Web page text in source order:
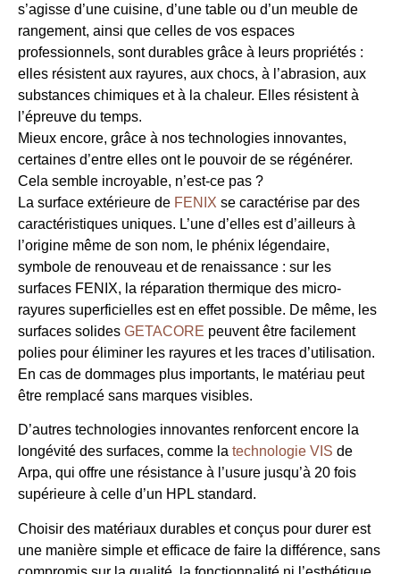
s’agisse d’une cuisine, d’une table ou d’un meuble de
rangement, ainsi que celles de vos espaces
professionnels, sont durables grâce à leurs propriétés :
elles résistent aux rayures, aux chocs, à l’abrasion, aux
substances chimiques et à la chaleur. Elles résistent à
l’épreuve du temps.
Mieux encore, grâce à nos technologies innovantes,
certaines d’entre elles ont le pouvoir de se régénérer.
Cela semble incroyable, n’est-ce pas ?
La surface extérieure de FENIX se caractérise par des
caractéristiques uniques. L’une d’elles est d’ailleurs à
l’origine même de son nom, le phénix légendaire,
symbole de renouveau et de renaissance : sur les
surfaces FENIX, la réparation thermique des micro-
rayures superficielles est en effet possible. De même, les
surfaces solides GETACORE peuvent être facilement
polies pour éliminer les rayures et les traces d’utilisation.
En cas de dommages plus importants, le matériau peut
être remplacé sans marques visibles.
D’autres technologies innovantes renforcent encore la
longévité des surfaces, comme la technologie VIS de
Arpa, qui offre une résistance à l’usure jusqu’à 20 fois
supérieure à celle d’un HPL standard.
Choisir des matériaux durables et conçus pour durer est
une manière simple et efficace de faire la différence, sans